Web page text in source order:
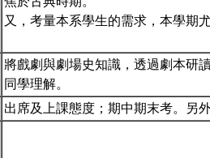
又，考量本系學生的需求，本學期
將戲劇與劇場史知識，透過劇本研
同學理解。
出席及上課態度；期中期末考。另